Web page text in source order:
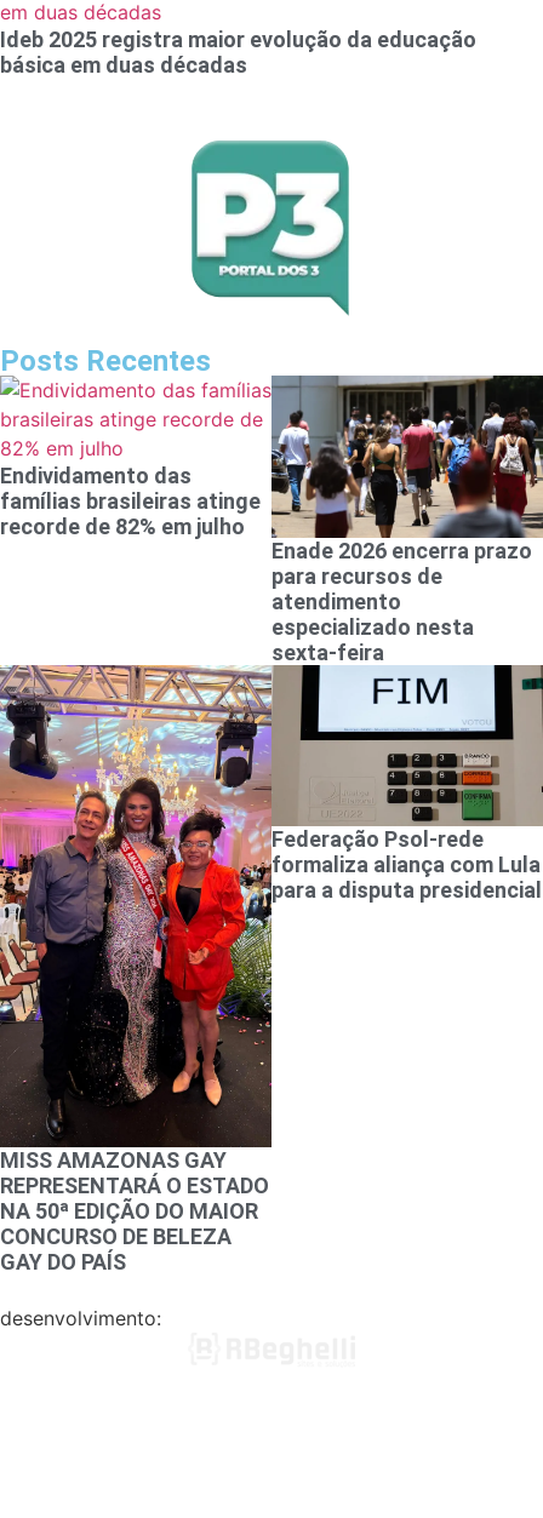
Ideb 2025 registra maior evolução da educação
básica em duas décadas
Posts Recentes
Endividamento das
famílias brasileiras atinge
recorde de 82% em julho
Enade 2026 encerra prazo
para recursos de
atendimento
especializado nesta
sexta-feira
MISS AMAZONAS GAY
REPRESENTARÁ O ESTADO
NA 50ª EDIÇÃO DO MAIOR
CONCURSO DE BELEZA
GAY DO PAÍS
Federação Psol-rede
formaliza aliança com Lula
para a disputa presidencial
desenvolvimento: